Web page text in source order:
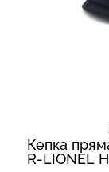
Кепка
R-LIONEL